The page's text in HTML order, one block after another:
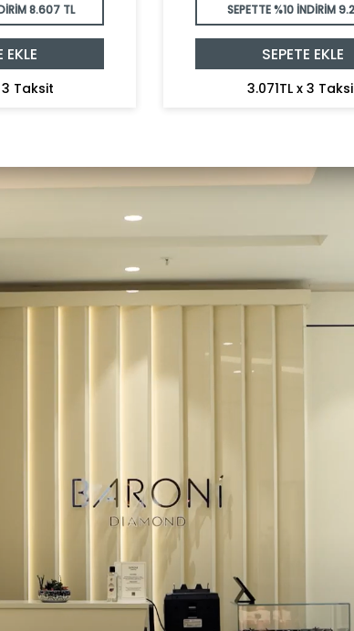
8.607 TL
EKLE
3 Taksit
SEPETTE %10 İNDİRİM
SEPETE EKLE
3.071TL x 3